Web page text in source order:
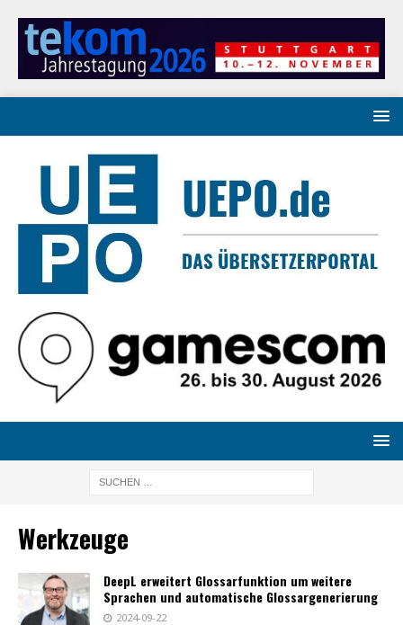
Werkzeuge
DeepL erweitert Glossarfunktion um weitere
Sprachen und automatische Glossargenerierung
2024-09-22